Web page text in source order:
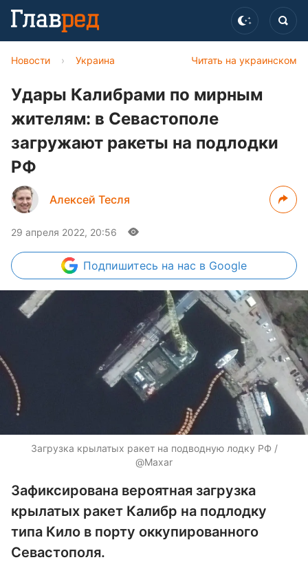
Читать на украинском
Новости › Украина
Удары Калибрами по мирным
жителям: в Севастополе
загружают ракеты на подлодки
РФ
Алексей Тесля
29 апреля 2022, 20:56
Подпишитесь на нас в Google
Загрузка крылатых ракет на подводную лодку РФ /
@Maxar
Зафиксирована вероятная загрузка
крылатых ракет Калибр на подлодку
типа Кило в порту оккупированного
Севастополя.